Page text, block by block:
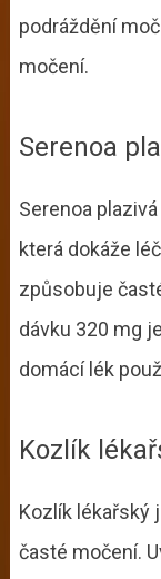
podráždění
močení.
Serenoa
Serenoa
která dokáže
způsobuje
dávku 320 mg
domácí lék
Kozlík
Kozlík lékařský
časté močení.